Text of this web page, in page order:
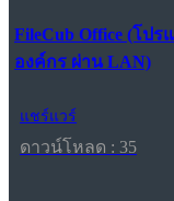
FileCub Office (โป
องค์กร ผ่าน LAN)
แชร์แวร์
ดาวน์โหลด : 35